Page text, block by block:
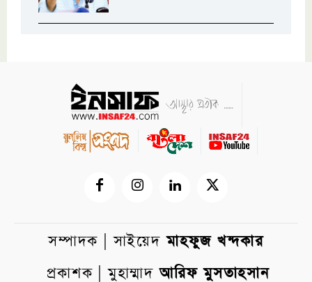
সম্পাদক | সাইয়েদমাহফুজ খন্দকার
প্রকাশক | মুহাম্মাদআরিফ মুসতাহসান